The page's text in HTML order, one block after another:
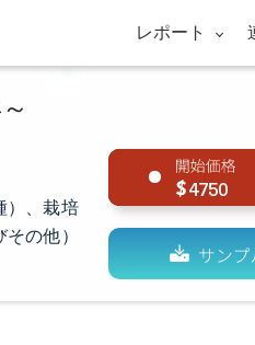
レポート
）、栽培
の他）
4750